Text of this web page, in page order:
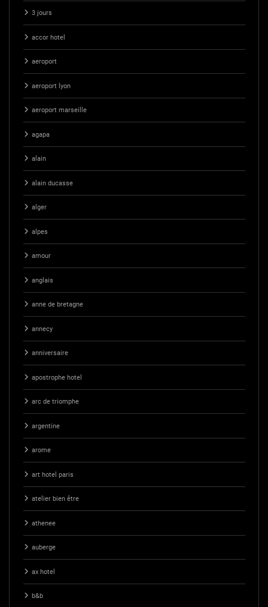
3 jours
accor hotel
aeroport
aeroport lyon
aeroport marseille
agapa
alain
alain ducasse
alger
alpes
amour
anglais
anne de bretagne
annecy
anniversaire
apostrophe hotel
arc de triomphe
argentine
arome
art hotel paris
atelier bien être
athenee
auberge
ax hotel
b&b